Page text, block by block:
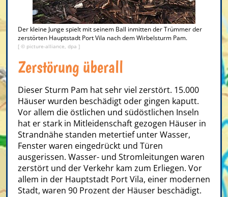
Der kleine Junge spielt mit seinem Ball inmitten der Trümmer der
zerstörten Hauptstadt Port Vila nach dem Wirbelsturm Pam.
[ © picture-alliance, dpa ]
Zerstörung überall
Dieser Sturm Pam hat sehr viel zerstört. 15.000
Häuser wurden beschädigt oder gingen kaputt.
Vor allem die östlichen und südöstlichen Inseln
hat er stark in Mitleidenschaft gezogen Häuser in
Strandnähe standen metertief unter Wasser,
Fenster waren eingedrückt und Türen
ausgerissen. Wasser- und Stromleitungen waren
zerstört und der Verkehr kam zum Erliegen. Vor
allem in der Hauptstadt Port Vila, einer modernen
Stadt, waren 90 Prozent der Häuser beschädigt.